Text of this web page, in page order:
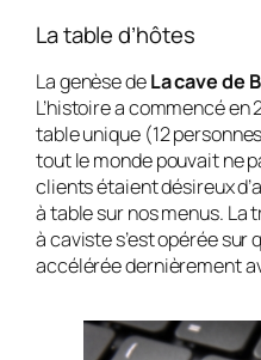
La table d’hôtes
La genèse deLa cave de
L’histoire a commencé
table unique (12
tout le monde pouvait ne
clients étaient désireux
à table sur nos menus. La
à caviste s’est opérée sur
accélérée dernièrement